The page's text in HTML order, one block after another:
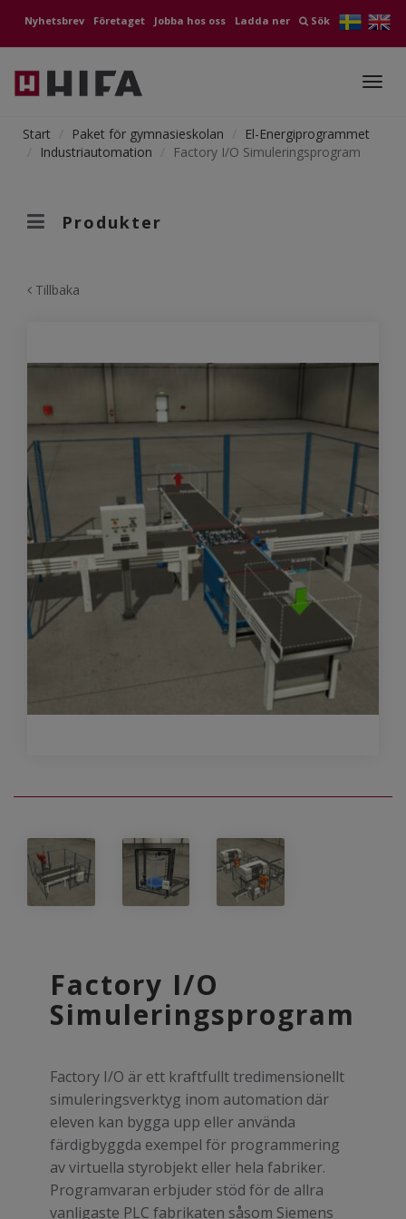
Nyhetsbrev Företaget Jobba hos oss Ladda ner Sök
Start
Paket för gymnasieskolan
El-Energiprogrammet
Industriautomation
Factory I/O Simuleringsprogram
Produkter
Tillbaka
Factory I/O
Simuleringsprogram
Factory I/O är ett kraftfullt tredimensionellt
simuleringsverktyg inom automation där
eleven kan bygga upp eller använda
färdigbyggda exempel för programmering
av virtuella styrobjekt eller hela fabriker.
Programvaran erbjuder stöd för de allra
vanligaste PLC fabrikaten såsom Siemens